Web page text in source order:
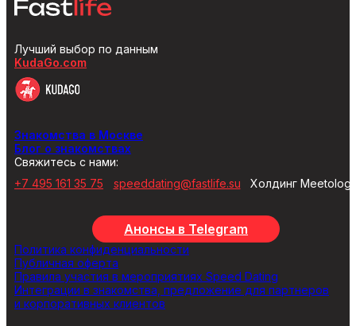
Лучший выбор по данным
KudaGo.com
Знакомства в Москве
Блог о знакомствах
Свяжитесь с нами:
+7 495 161 35 75
speeddating@fastlife.su Холдинг
Анонсы в Telegram
Политика конфиденциальности
Публичная оферта
Правила участия в мероприятиях Speed Dating
Интеграции в знакомства, предложение для партнеров
и корпоративных клиентов